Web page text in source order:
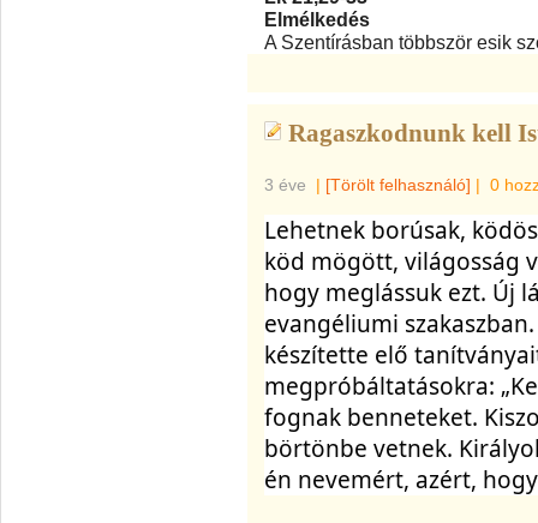
Elmélkedés
A Szentírásban többször esik
Ragaszkodnunk kell
3 éve | [Törölt felhasználó] | 0
Lehetnek borúsak,
köd mögött, világosság
hogy meglássuk ezt. Új
evangéliumi
készítette elő
megpróbáltatásokra:
fognak benneteket.
börtönbe vetnek.
én nevemért, azért,